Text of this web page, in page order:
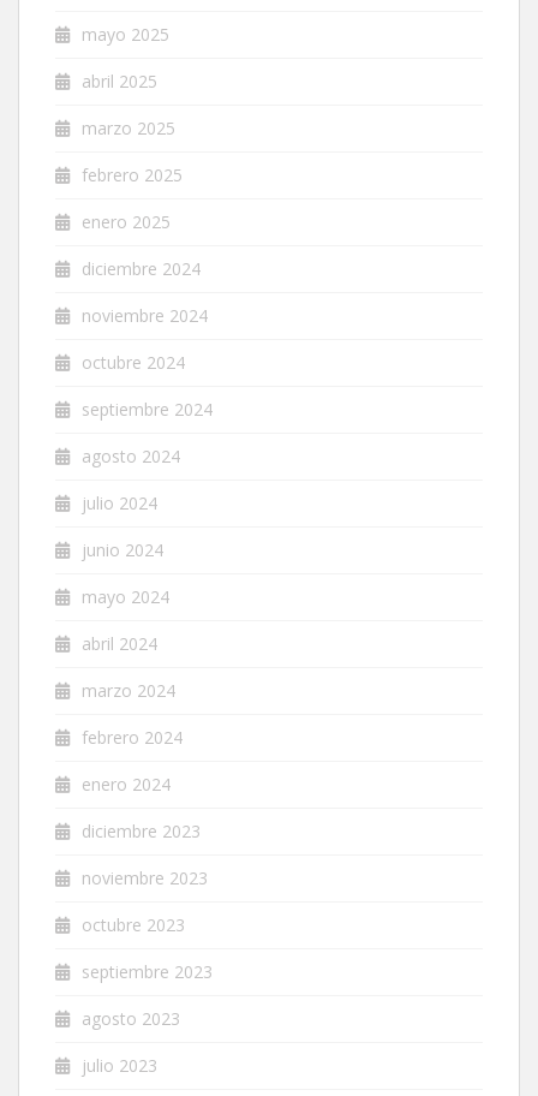
mayo 2025
abril 2025
marzo 2025
febrero 2025
enero 2025
diciembre 2024
noviembre 2024
octubre 2024
septiembre 2024
agosto 2024
julio 2024
junio 2024
mayo 2024
abril 2024
marzo 2024
febrero 2024
enero 2024
diciembre 2023
noviembre 2023
octubre 2023
septiembre 2023
agosto 2023
julio 2023